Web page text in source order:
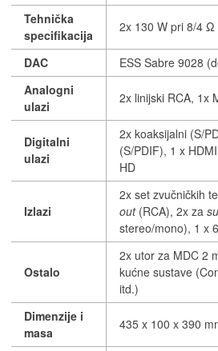
Tehnička
specifikacija
2x 130 W pri 8/4 Ω
DAC
ESS Sabre 9028
Analogni
ulazi
2x linijski RCA, 1x
Digitalni
ulazi
2x koaksijalni (S/
(S/PDIF), 1 x
HD
Izlazi
2x set zvučničkih
out(RCA), 2x za
stereo/mono), 1 x
Ostalo
2x utor za MDC 2
kućne sustave
itd.)
Dimenzije i
masa
435 x 100 x 390